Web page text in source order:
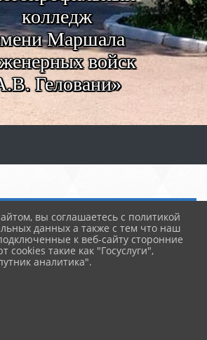
колледж
Маршала
войск
Геловани»
Решаем вместе
вы соглашаетесь с политикой
данных а также с тем что наш
к веб-сайту сторонние
cookies такие как "Госуслуги",
аналитика".